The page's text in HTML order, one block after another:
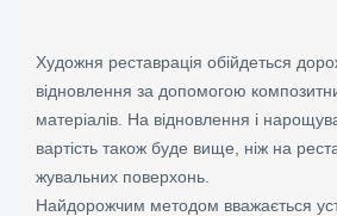
Художня реставрація обійдеться
відновлення за допомогою
матеріалів. На відновлення і
вартість також буде вище, ніж на
жувальних поверхонь.
Найдорожчим методом вважається